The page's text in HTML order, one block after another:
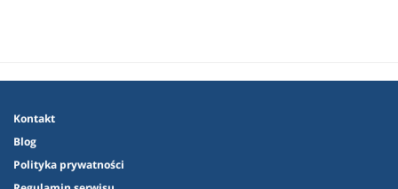
Kontakt
Blog
Polityka prywatności